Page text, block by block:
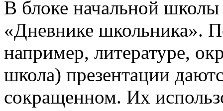
В блоке начальной
«Дневнике школьника».
например, литературе,
школа) презентации
сокращенном. Их